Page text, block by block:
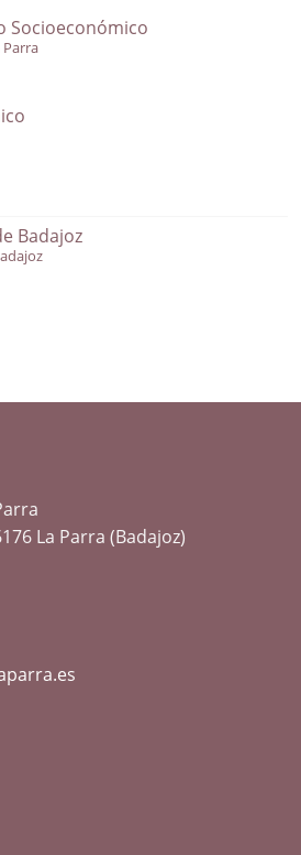
Socioeconómico
Badajoz
La Parra (Badajoz)